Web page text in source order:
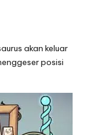
akan keluar
posisi